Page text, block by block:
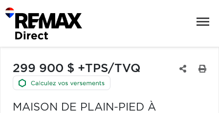
299 900 $ +TPS/TVQ
MAISON DE PLAIN-PIED À